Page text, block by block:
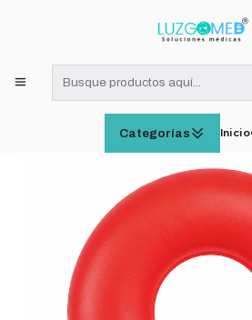
Categorías Inicio
¡RECIBE HOY! COMPRAS DE LUNES A
Inicio
INSUMOS
Soporte Ortopedico Cojin Asiento